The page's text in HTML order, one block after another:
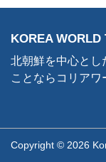
KOREA WORLD
北朝鮮を中心とし
ことならコリアワ
Copyright © 2026